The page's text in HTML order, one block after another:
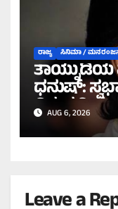
ರಾಜ್ಯ ಸಿನಿಮಾ /
ತಾಯ್ನುಡಿಯ
ಧನುಷ್:
ವಿರುದ್ಧ
AUG 6, 2026
Leave a